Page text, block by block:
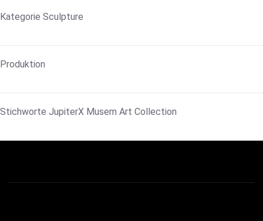
Kategorie Sculpture
Produktion
Stichworte JupiterX Musem Art Collection